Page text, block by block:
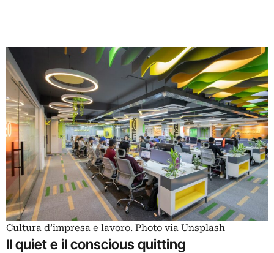
Cultura d’impresa e lavoro. Photo via Unsplash
Il quiet e il conscious quitting